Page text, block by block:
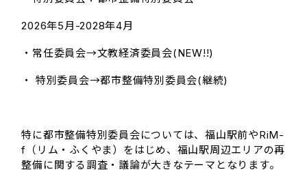
2026年5月-2028年4月
・常任委員会→文教経済委員会(NEW!!)
・ 特別委員会→都市整備特別委員会(継続)
特に都市整備特別委員会については、福山駅前やRiM-
f（リム・ふくやま）をはじめ、福山駅周辺エリアの再
整備に関する調査・議論が大きなテーマとなります。